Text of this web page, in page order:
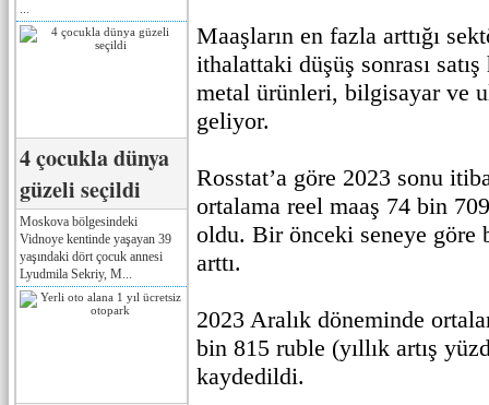
4 çocukla dünya
güzeli seçildi
Moskova bölgesindeki
Vidnoye kentinde yaşayan 39
yaşındaki dört çocuk annesi
Lyudmila Sekriy, M...
Maaşların en fazla arttığı
ithalattaki düşüş sonrası
metal ürünleri, bilgisayar ve
geliyor.
Rosstat’a göre 2023 sonu
ortalama reel maaş 74 bin
oldu. Bir önceki seneye göre
arttı.
2023 Aralık döneminde
bin 815 ruble (yıllık artış
kaydedildi.